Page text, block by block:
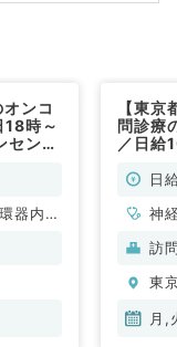
ンコ
時～
センテ
器内
科、内
【東
問診療
／日
非常勤
日
神
科
内
訪
東
月,